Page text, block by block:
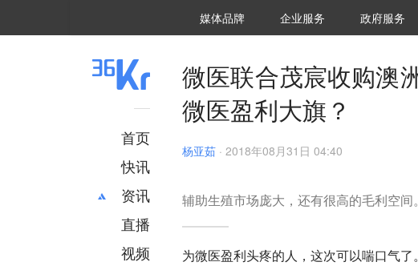
媒体品牌 36Kr研究院
企业服务 城市之窗
政府服务
首页
快讯
资讯
推荐
财经
直播
视频
微医联合茂宸收购澳
微医盈利大旗？
杨亚茹 · 2018年08月31日 04:40
辅助生殖市场庞大，还有很高的毛利空间。
为微医盈利头疼的人，这次可以喘口气了。